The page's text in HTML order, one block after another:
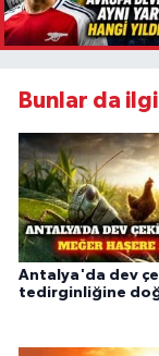
Bunlar da
Antalya'da dev
tedirginliğine